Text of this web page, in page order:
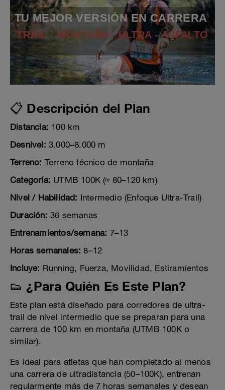
TU MEJOR VERSIÓN EN CARRERA
TRAIL - MONTAÑA - ULTRA - ASFALTO
📋 Descripción del Plan
Distancia: 100 km
Desnivel: 3.000–6.000 m
Terreno: Terreno técnico de montaña
Categoría: UTMB 100K (≈ 80–120 km)
Nivel / Habilidad: Intermedio (Enfoque Ultra-Trail)
Duración: 36 semanas
Entrenamientos/semana: 7–13
Horas semanales: 8–12
Incluye: Running, Fuerza, Movilidad, Estiramientos
👟 ¿Para Quién Es Este Plan?
Este plan está diseñado para corredores de ultra-
trail de nivel intermedio que se preparan para una
carrera de 100 km en montaña (UTMB 100K o
similar).
Es ideal para atletas que han completado al menos
una carrera de ultradistancia (50–100K), entrenan
regularmente más de 7 horas semanales y desean